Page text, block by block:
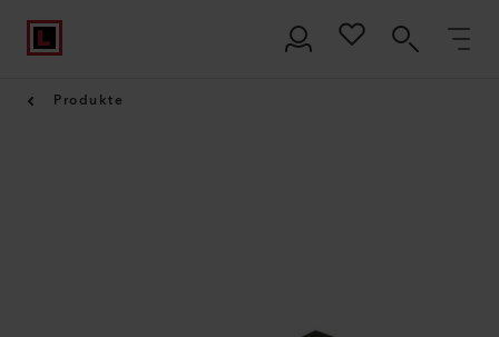
Produkte